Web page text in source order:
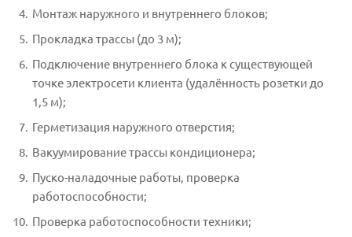
Монтаж наружного и внутреннего блоков;
Прокладка трассы (до 3 м);
Подключение внутреннего блока к существующей
точке электросети клиента (удалённость розетки до
1,5 м);
Герметизация наружного отверстия;
Вакуумирование трассы кондиционера;
Пуско-наладочные работы, проверка
работоспособности;
Проверка работоспособности техники;